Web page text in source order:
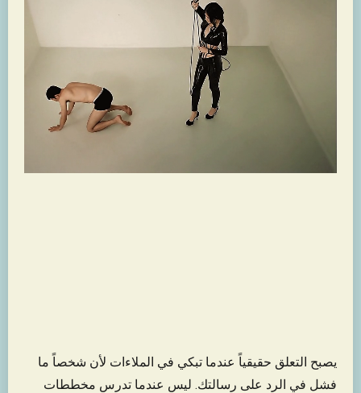
يصبح التعلق حقيقياً عندما تبكي في الملاءات لأن شخصاً ما
فشل في الرد على رسالتك. ليس عندما تدرس مخططات